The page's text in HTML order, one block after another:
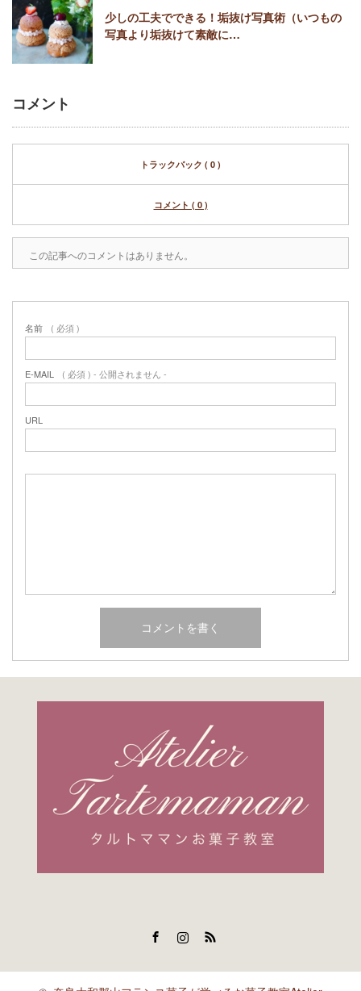
少しの工夫でできる！垢抜け写真術（いつもの
写真より垢抜けて素敵に…
コメント
トラックバック ( 0 )
コメント ( 0 )
この記事へのコメントはありません。
名前 ( 必須 )
E-MAIL ( 必須 ) - 公開されません -
URL